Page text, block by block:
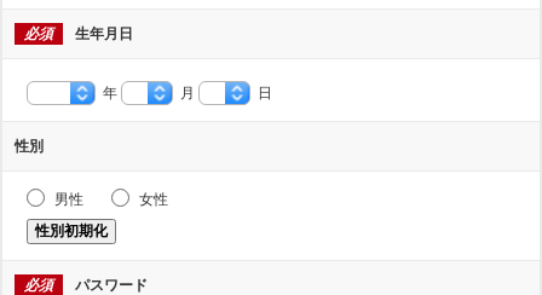
必須 生年月日
年 月 日
性別
男性
女性
性別初期化
必須 パスワード